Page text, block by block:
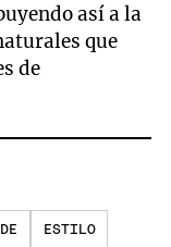
así a la
que
de
ESTILO